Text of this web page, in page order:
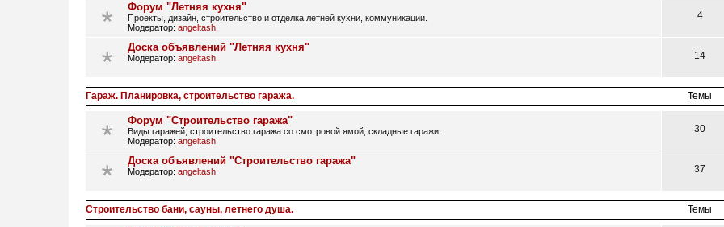
Форум "Летняя кухня"
Проекты, дизайн, строительство и отделка летней кухни, коммуникации.
Модератор: angeltash
4
Доска объявлений "Летняя кухня"
Модератор: angeltash 14
Гараж. Планировка, строительство гаража. Темы
Форум "Строительство гаража"
Виды гаражей, строительство гаража со смотровой ямой, складные гаражи.
Модератор: angeltash
30
Доска объявлений "Строительство гаража"
Модератор: angeltash 37
Строительство бани, сауны, летнего душа. Темы